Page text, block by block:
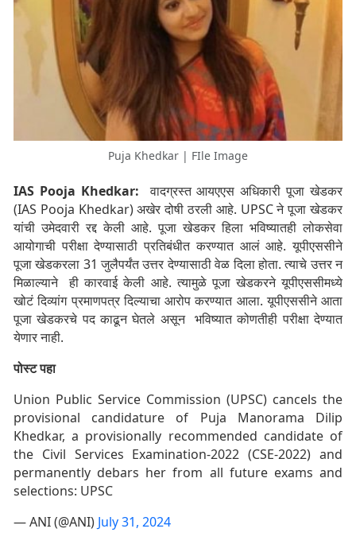
Puja Khedkar | FIle Image
IAS Pooja Khedkar:
वादग्रस्त आयएएस अधिकारी पूजा खेडकर
(IAS Pooja Khedkar) अखेर दोषी ठरली आहे. UPSC ने पूजा खेडकर
यांची उमेदवारी रद्द केली आहे. पूजा खेडकर हिला भविष्यातही लोकसेवा
आयोगाची परीक्षा देण्यासाठी प्रतिबंधीत करण्यात आलं आहे. यूपीएससीने
पूजा खेडकरला 31 जुलैपर्यंत उत्तर देण्यासाठी वेळ दिला होता. त्याचे उत्तर न
मिळाल्याने ही कारवाई केली आहे. त्यामुळे पूजा खेडकरने यूपीएससीमध्ये
खोटं दिव्यांग प्रमाणपत्र दिल्याचा आरोप करण्यात आला. यूपीएससीने आता
पूजा खेडकरचे पद काढून घेतले असून भविष्यात कोणतीही परीक्षा देण्यात
येणार नाही.
पोस्ट पहा
Union Public Service Commission (UPSC) cancels the
provisional candidature of Puja Manorama Dilip
Khedkar, a provisionally recommended candidate of
the Civil Services Examination-2022 (CSE-2022) and
permanently debars her from all future exams and
selections: UPSC
— ANI (@ANI) July 31, 2024